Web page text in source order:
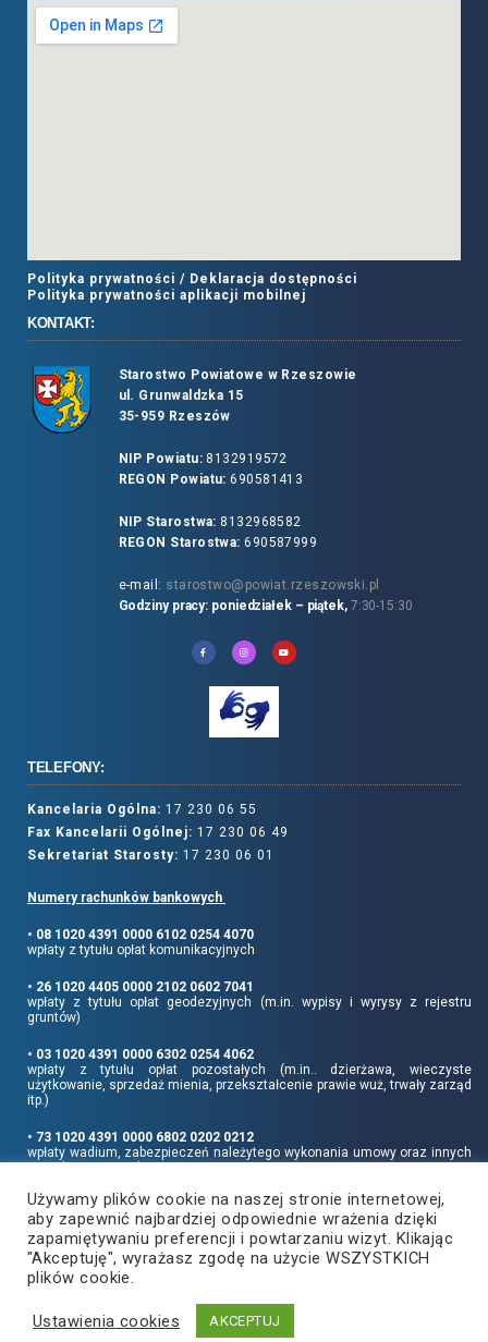
Polityka prywatności / Deklaracja dostępności
Polityka prywatności aplikacji mobilnej
KONTAKT:
Starostwo Powiatowe w Rzeszowie
ul. Grunwaldzka 15
35-959 Rzeszów
NIP Powiatu:8132919572
REGON Powiatu: 690581413
NIP Starostwa: 8132968582
REGON Starostwa: 690587999
e-mail: starostwo@powiat.rzeszowski.pl
Godziny pracy: poniedziałek – piątek, 7:30-15:30
TELEFONY:
Kancelaria Ogólna: 17 230 06 55
Fax Kancelarii Ogólnej: 17 230 06 49
Sekretariat Starosty: 17 230 06 01
Numery rachunków bankowych
• 08 1020 4391 0000 6102 0254 4070
wpłaty z tytułu opłat komunikacyjnych
• 26 1020 4405 0000 2102 0602 7041
wpłaty z tytułu opłat geodezyjnych (m.in. wypisy i wyrysy z rejestru
gruntów)
• 03 1020 4391 0000 6302 0254 4062
wpłaty z tytułu opłat pozostałych (m.in.. dzierżawa, wieczyste
użytkowanie, sprzedaż mienia, przekształcenie prawie wuż, trwały zarząd
itp.)
• 73 1020 4391 0000 6802 0202 0212
wpłaty wadium, zabezpieczeń należytego wykonania umowy oraz innych
Informujemy, że opłatę skarbową należy uiszczać na rachunek Urzędu
Miasta Rzeszowa:
• 90 1240 6960 3851 0062 0000 0423
Copyright2021©
ZETO-RZESZÓW Sp. z o.o.
Używamy plików cookie na naszej stronie internetowej,
aby zapewnić najbardziej odpowiednie wrażenia dzięki
zapamiętywaniu preferencji i powtarzaniu wizyt. Klikając
"Akceptuję", wyrażasz zgodę na użycie WSZYSTKICH
plików cookie.
Ustawienia cookies AKCEPTUJ